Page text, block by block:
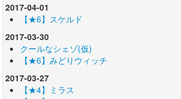
2017-04-01
【★6】スケルド
2017-03-30
クールなシェゾ(仮)
【★6】みどりウィッチ
2017-03-27
【★4】ミラス